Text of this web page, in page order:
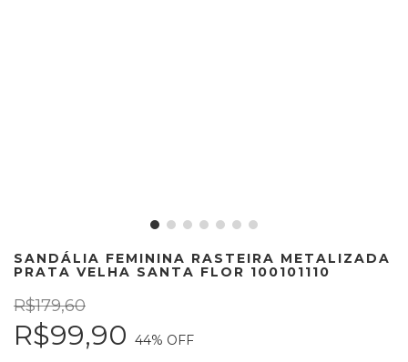
SANDÁLIA FEMININA RASTEIRA METALIZADA
PRATA VELHA SANTA FLOR 100101110
R$179,60
R$99,90 44% OFF